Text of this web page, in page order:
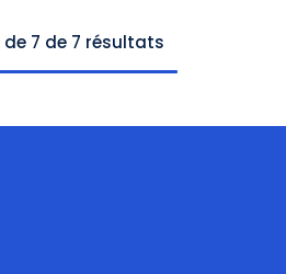
7 de 7 résultats